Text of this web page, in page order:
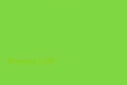
Biblioteca Cristã